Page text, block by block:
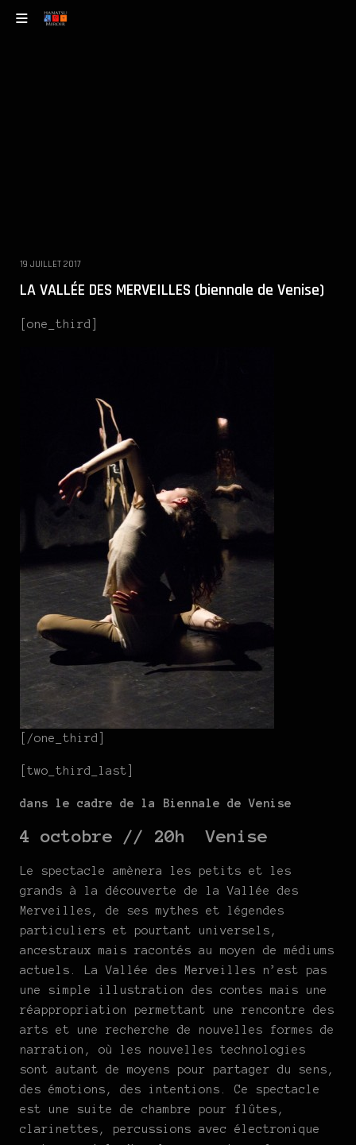
19 JUILLET 2017
LA VALLÉE DES MERVEILLES (biennale de Venise)
[one_third]
[/one_third]
[two_third_last]
dans le cadre de la Biennale de Venise
4 octobre // 20h Venise
Le spectacle amènera les petits et les
grands à la découverte de la Vallée des
Merveilles, de ses mythes et légendes
particuliers et pourtant universels,
ancestraux mais racontés au moyen de médiums
actuels. La Vallée des Merveilles n’est pas
une simple illustration des contes mais une
réappropriation permettant une rencontre des
arts et une recherche de nouvelles formes de
narration, où les nouvelles technologies
sont autant de moyens pour partager du sens,
des émotions, des intentions. Ce spectacle
est une suite de chambre pour flûtes,
clarinettes, percussions avec électronique